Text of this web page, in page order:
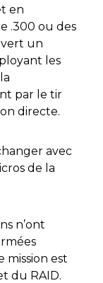
en
.300 ou des
un
les
par le tir
directe.
avec
de la
n’ont
mission est
du RAID.